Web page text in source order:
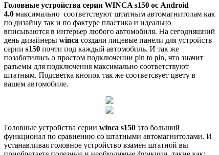
Головные устройства серии WINCA s150 ос Android
4.0 максимально соответствуют штатным автомагнитолам как
по дизайну так и по фактуре пластика и идеально
вписываются в интерьер любого автомобиля. На сегодняшний
день дизайнеры winca создали лицевые панели для устройств
серии s150 почти под каждый автомобиль. И так же
позаботились о простом подключении pin to pin, что значит
разъемы для подключения максимально соответствуют
штатным. Подсветка кнопок так же соответсвует цвету в
вашем автомобиле.
Головные устройства серии winca s150 это больший
функционал по сравнению со штатными автомагнитолами. И
устанавливая головное устройство взамен штатной вы